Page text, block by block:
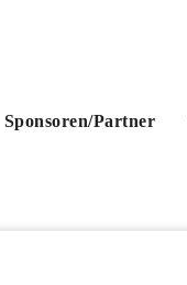
Sponsoren/Partner